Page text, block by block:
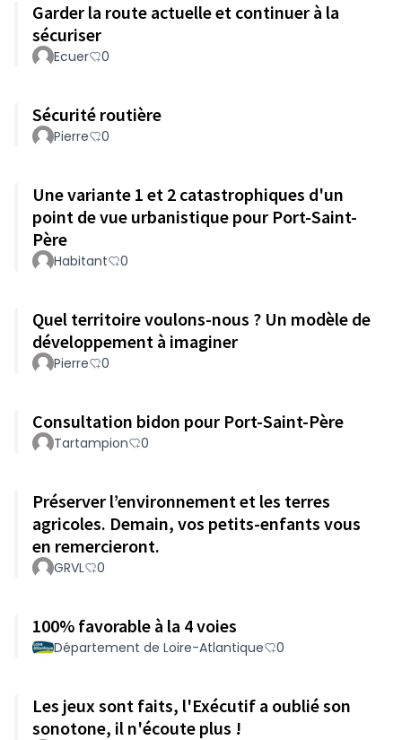
Garder la route actuelle et continuer à la
sécuriser
Ecuer 0
Sécurité routière
Pierre 0
Une variante 1 et 2 catastrophiques d'un
point de vue urbanistique pour Port-Saint-
Père
Habitant 0
Quel territoire voulons-nous ? Un modèle de
développement à imaginer
Pierre 0
Consultation bidon pour Port-Saint-Père
Tartampion 0
Préserver l’environnement et les terres
agricoles. Demain, vos petits-enfants vous
en remercieront.
GRVL 0
100% favorable à la 4 voies
Département de Loire-Atlantique 0
Les jeux sont faits, l'Exécutif a oublié son
sonotone, il n'écoute plus !